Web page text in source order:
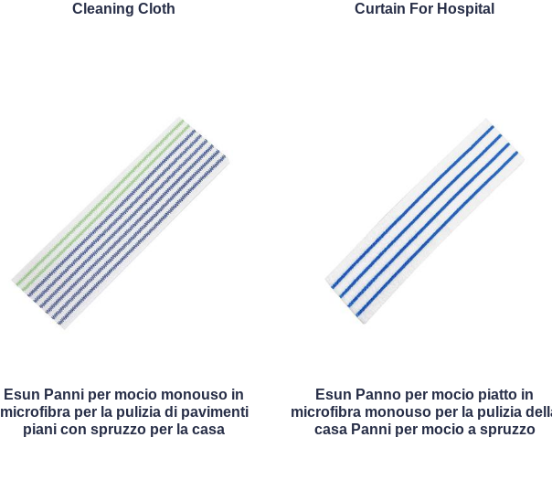
Cleaning Cloth
Curtain For Hospital
Esun Panni per mocio monouso in
microfibra per la pulizia di pavimenti
piani con spruzzo per la casa
Esun Panno per mocio piatto in
microfibra monouso per la pulizia
casa Panni per mocio a spruzzo